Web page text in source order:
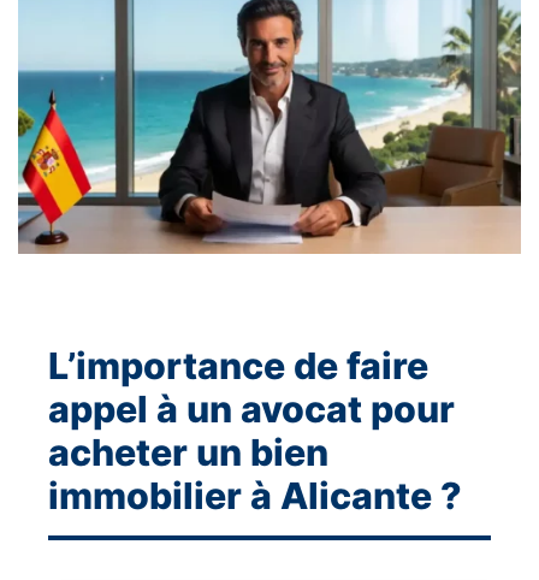
L’importance de faire
appel à un avocat pour
acheter un bien
immobilier à Alicante ?